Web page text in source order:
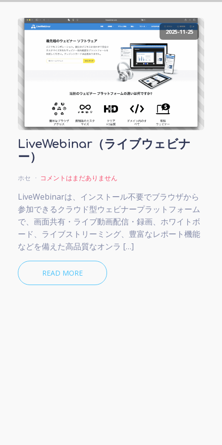
2025-11-25
LiveWebinar（ライブウェビナ
ー）
ホセ コメントはまだありません
LiveWebinarは、インストール不要でブラウザから
参加できるクラウド型ウェビナープラットフォーム
で、画面共有・ライブ動画配信・録画、ホワイトボ
ード、ライブストリーミング、豊富なレポート機能
などを備えた高品質なオンラ […]
READ MORE